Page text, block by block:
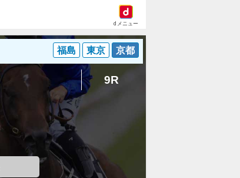
dメニュー
福島 東京 京都
9R